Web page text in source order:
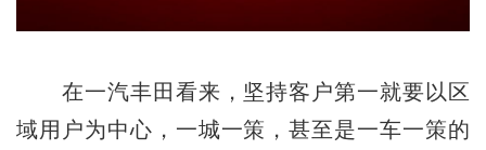
在一汽丰田看来，坚持客户第一就要以区
域用户为中心，一城一策，甚至是一车一策的